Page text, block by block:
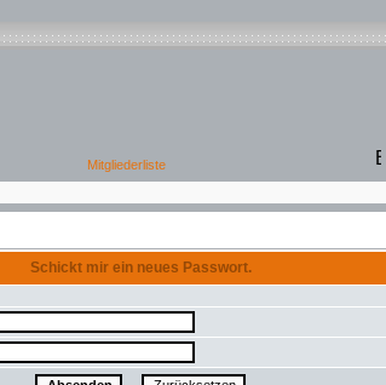
Schickt mir ein neues Passwort.